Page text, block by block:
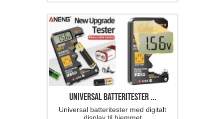
Universal batteritester ...
Universal batteritester med digitalt